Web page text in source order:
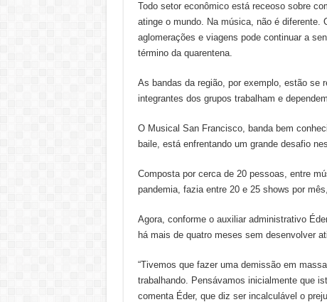
Todo setor econômico está receoso sobre
atinge o mundo. Na música, não é diferente.
aglomerações e viagens pode continuar a
término da quarentena.
As bandas da região, por exemplo, estão se
integrantes dos grupos trabalham e
O Musical San Francisco, banda bem
baile, está enfrentando um grande desafio
Composta por cerca de 20 pessoas, entre
pandemia, fazia entre 20 e 25 shows por
Agora, conforme o auxiliar administrativo
há mais de quatro meses sem desenvolver
“Tivemos que fazer uma demissão em
trabalhando. Pensávamos inicialmente que
comenta Éder, que diz ser incalculável o